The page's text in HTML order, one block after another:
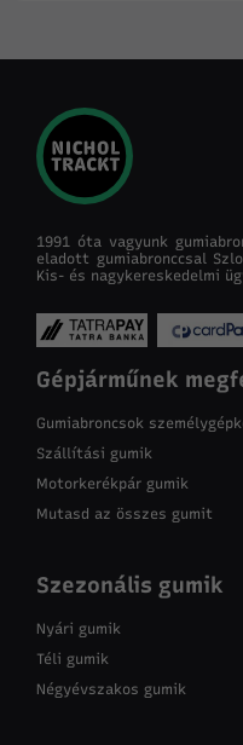
1991 óta vagyunk
eladott gumiabronccsal
Kis- és nagykereskedelmi
Gépjárműnek
Gumiabroncsok
Szállítási gumik
Motorkerékpár gumik
Mutasd az összes gumit
Szezonális gumik
Nyári gumik
Téli gumik
Négyévszakos gumik